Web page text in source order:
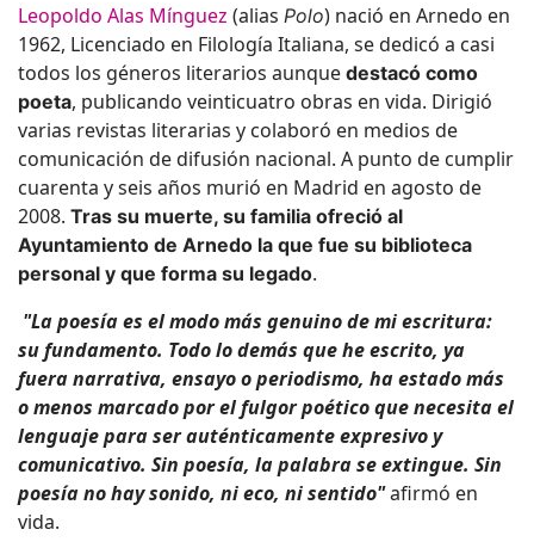
Leopoldo Alas Mínguez (alias Polo) nació en Arnedo en
1962, Licenciado en Filología Italiana, se dedicó a casi
todos los géneros literarios aunque destacó como
poeta, publicando veinticuatro obras en vida. Dirigió
varias revistas literarias y colaboró en medios de
comunicación de difusión nacional. A punto de cumplir
cuarenta y seis años murió en Madrid en agosto de
2008. Tras su muerte, su familia ofreció al
Ayuntamiento de Arnedo la que fue su biblioteca
personal y que forma su legado.
"La poesía es el modo más genuino de mi escritura:
su fundamento. Todo lo demás que he escrito, ya
fuera narrativa, ensayo o periodismo, ha estado más
o menos marcado por el fulgor poético que necesita el
lenguaje para ser auténticamente expresivo y
comunicativo. Sin poesía, la palabra se extingue. Sin
poesía no hay sonido, ni eco, ni sentido"afirmó en
vida.